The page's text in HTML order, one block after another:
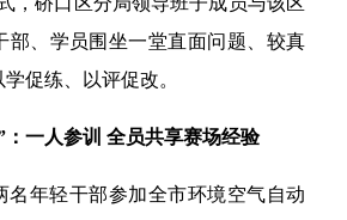
部、学员围坐一堂直面问题、较真
促练、以评促改。
：一人参训 全员共享赛场经验
名年轻干部参加全市环境空气自动